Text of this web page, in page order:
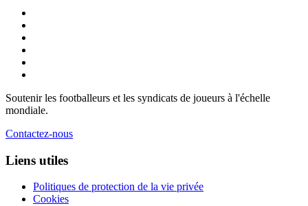
Soutenir les footballeurs et les syndicats de joueurs à l'échelle
mondiale.
Contactez-nous
Liens utiles
Politiques de protection de la vie privée
Cookies